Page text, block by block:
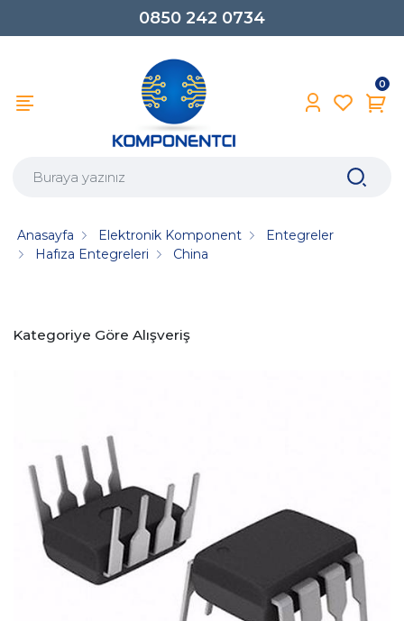
0850 242 0734
0
Anasayfa Elektronik Komponent
Entegreler
Hafıza Entegreleri
China
Kategoriye Göre Alışveriş